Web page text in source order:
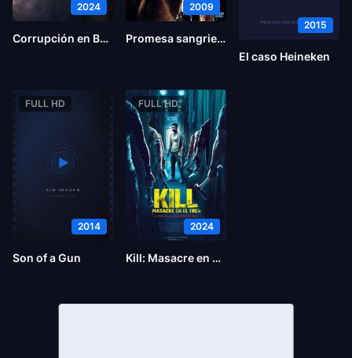
2024
Corrupción en Bangkok: Entre el cielo y el infierno
2009
Promesa sangrienta
2015
El caso Heineken
FULL HD
2014
Son of a Gun
FULL HD
2024
Kill: Masacre en el tren